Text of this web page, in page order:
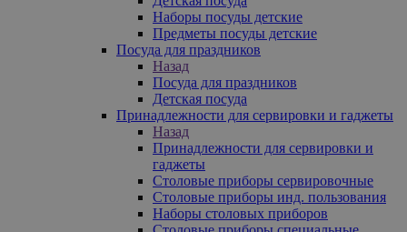
Наборы посуды детские
Предметы посуды детские
Посуда для праздников
Назад
Посуда для праздников
Детская посуда
Принадлежности для сервировки и гаджеты
Назад
Принадлежности для сервировки и
гаджеты
Столовые приборы сервировочные
Столовые приборы инд. пользования
Наборы столовых приборов